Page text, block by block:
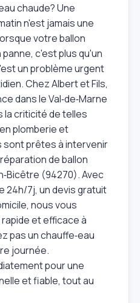
chaude? Une
n'est jamais une
votre ballon
c'est plus qu'un
un problème urgent
Chez Albert et Fils,
dans le Val‑de‑Marne
la criticité de telles
plomberie et
sont prêtes à intervenir
de ballon
(94270). Avec
24h/7j, un devis gratuit
nous vous
et efficace à
pas un chauffe‑eau
journée.
pour une
et fiable, tout au